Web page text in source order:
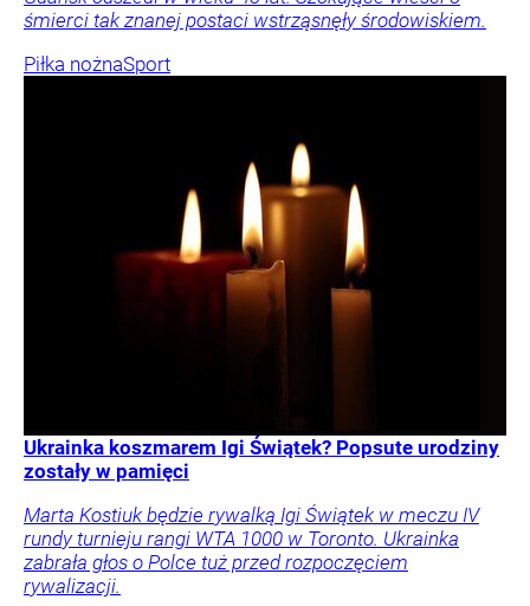
śmierci tak znanej postaci wstrząsnęły środowiskiem.
Piłka nożnaSport
Ukrainka koszmarem Igi Świątek? Popsute urodziny
zostały w pamięci
Marta Kostiuk będzie rywalką Igi Świątek w meczu IV
rundy turnieju rangi WTA 1000 w Toronto. Ukrainka
zabrała głos o Polce tuż przed rozpoczęciem
rywalizacji.